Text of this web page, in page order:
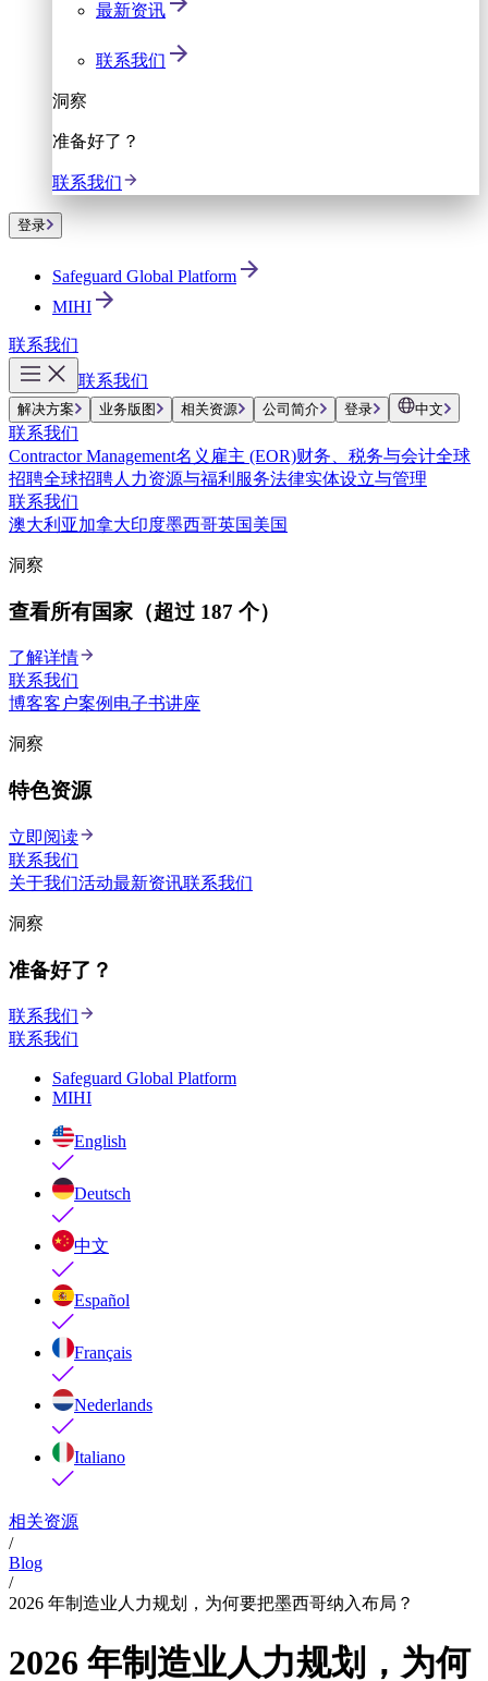
最新资讯
联系我们
洞察
准备好了？
联系我们
登录
Safeguard Global Platform
MIHI
联系我们
联系我们
解决方案 业务版图 相关资源 公司简介 登录 中文
联系我们
Contractor Management名义雇主 (EOR)财务、税务与会计全球
招聘全球招聘人力资源与福利服务法律实体设立与管理
联系我们
澳大利亚加拿大印度墨西哥英国美国
洞察
查看所有国家（超过 187 个）
了解详情
联系我们
博客客户案例 电子书讲座
洞察
特色资源
立即阅读
联系我们
关于我们活动最新资讯联系我们
洞察
准备好了？
联系我们
联系我们
Safeguard Global Platform
MIHI
English
Deutsch
中文
Español
Français
Nederlands
Italiano
相关资源
/
Blog
/
2026 年制造业人力规划，为何要把墨西哥纳入布局？
2026 年制造业人力规划，为何